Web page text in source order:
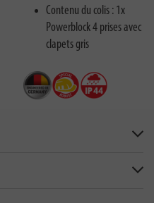
Contenu du colis : 1x
Powerblock 4 prises avec
clapets gris